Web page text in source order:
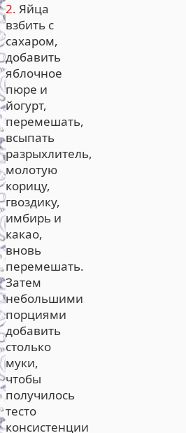
2. Яйца
взбить с
сахаром,
добавить
яблочное
пюре и
йогурт,
перемешать,
всыпать
разрыхлитель,
молотую
корицу,
гвоздику,
имбирь и
какао,
вновь
перемешать.
Затем
небольшими
порциями
добавить
столько
муки,
чтобы
получилось
тесто
консистенции